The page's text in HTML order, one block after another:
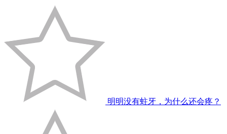
明明没有蛀牙，为什么还会疼？